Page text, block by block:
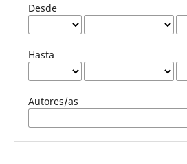
Desde
Hasta
Autores/as